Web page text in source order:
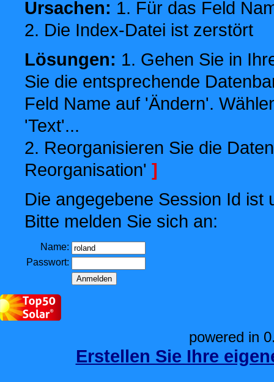
Ursachen: 1. Für das Feld
2. Die Index-Datei ist zerstört
Lösungen: 1. Gehen Sie in
Sie die entsprechende
Feld Name auf 'Ändern'.
'Text'...
2. Reorganisieren Sie die
Reorganisation' ]
Die angegebene Session Id ist
Bitte melden Sie sich an:
Name:
Passwort:
powered in
Erstellen Sie Ihre